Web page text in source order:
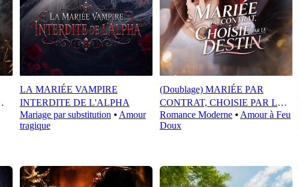
LA MARIÉE VAMPIRE
INTERDITE DE L'ALPHA
Mariage par substitution ⦁ Amour
tragique
(Doublage) MARIÉE PAR
CONTRAT, CHOISIE PAR LE
DESTIN
Romance Moderne⦁ Amour à Feu
Doux